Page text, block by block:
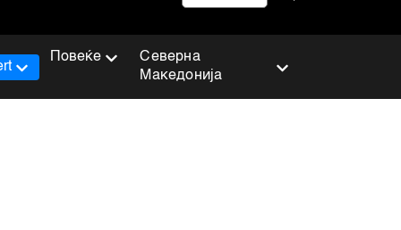
Северна
Македонија
Повеќе